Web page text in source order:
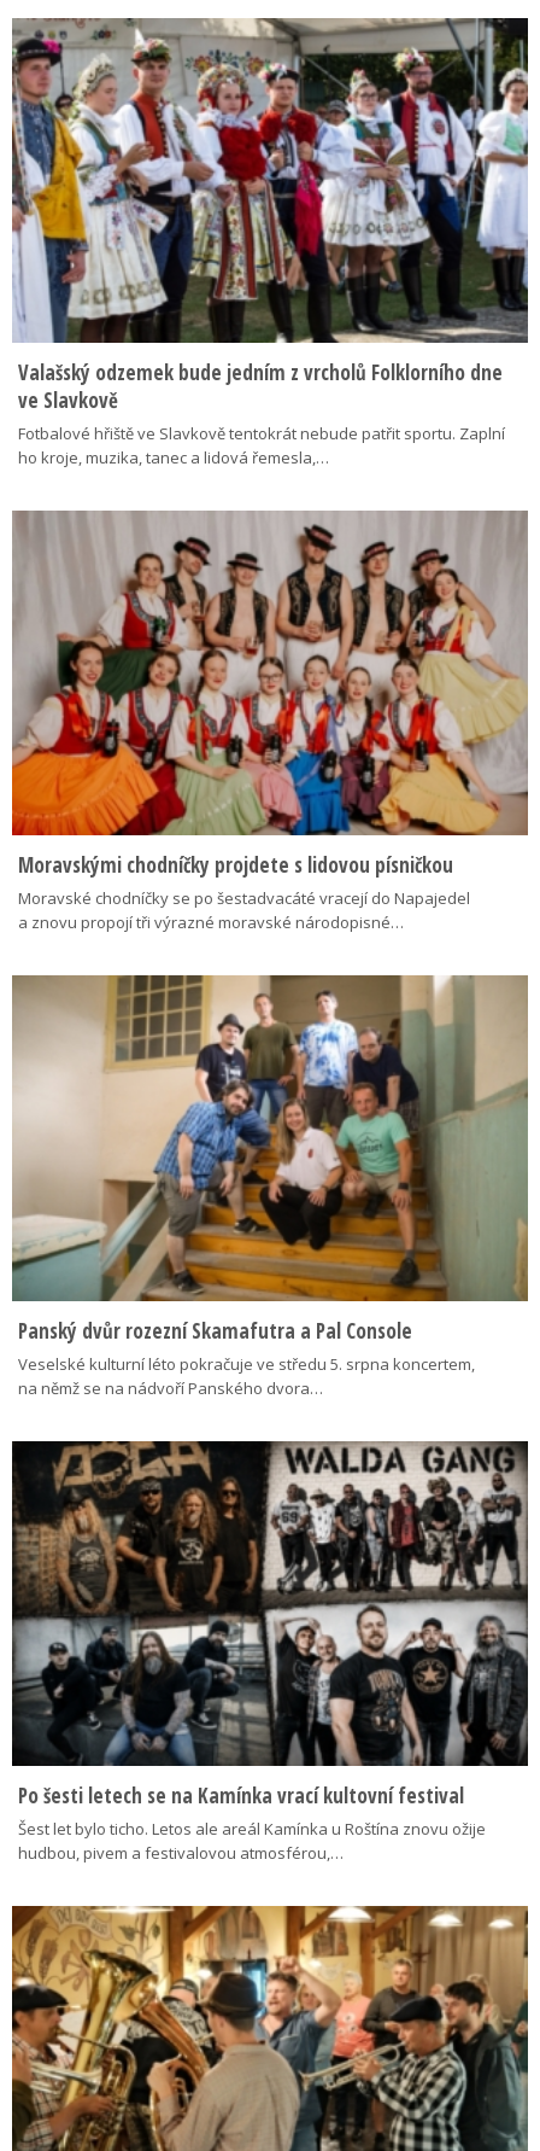
Valašský odzemek bude jedním z vrcholů Folklorního dne
ve Slavkově
Fotbalové hřiště ve Slavkově tentokrát nebude patřit sportu. Zaplní
ho kroje, muzika, tanec a lidová řemesla,…
Moravskými chodníčky projdete s lidovou písničkou
Moravské chodníčky se po šestadvacáté vracejí do Napajedel
a znovu propojí tři výrazné moravské národopisné…
Panský dvůr rozezní Skamafutra a Pal Console
Veselské kulturní léto pokračuje ve středu 5. srpna koncertem,
na němž se na nádvoří Panského dvora…
Po šesti letech se na Kamínka vrací kultovní festival
Šest let bylo ticho. Letos ale areál Kamínka u Roštína znovu ožije
hudbou, pivem a festivalovou atmosférou,…